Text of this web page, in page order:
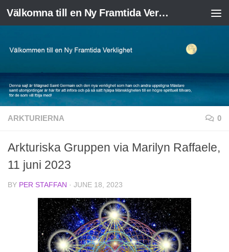
Skip to content Välkomna till en Ny Framtida Verklighet
ARKTURIERNA 0
Arkturiska Gruppen via Marilyn Raffaele,
11 juni 2023
BY PER STAFFAN · JUNE 18, 2023